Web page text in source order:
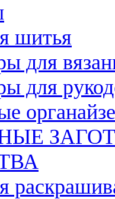
шитья
для
для